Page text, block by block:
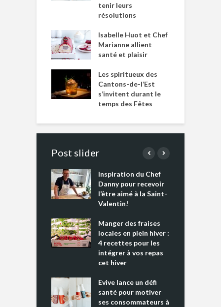
tenir leurs
résolutions
Isabelle Huot et Chef
Marianne allient
santé et plaisir
Les spiritueux des
Cantons-de-l’Est
s’invitent durant le
temps des Fêtes
Post slider
Inspiration du Chef
Danny pour recevoir
l’être aimé à la Saint-
Valentin!
Manger des fraises
locales en plein hiver :
4 recettes pour les
intégrer à vos repas
cet hiver
Evive lance un défi
santé pour motiver
ses consommateurs à